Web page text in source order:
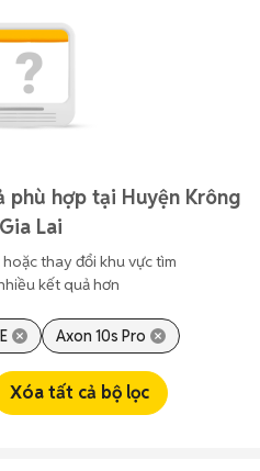
hợp tại Huyện Krông
Lai
thay đổi khu vực tìm
kết quả hơn
Axon 10s Pro
Xóa tất cả bộ lọc